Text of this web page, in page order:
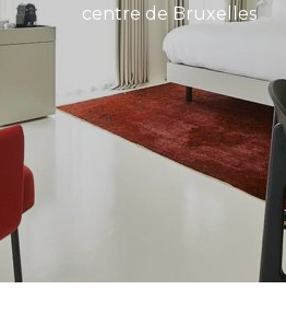
centre de Bruxelles